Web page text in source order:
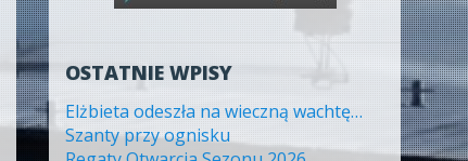
OSTATNIE WPISY
Elżbieta odeszła na wieczną wachtę…
Szanty przy ognisku